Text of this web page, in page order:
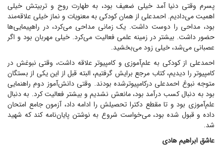
پسرم وقتی دنیا آمد خیلی ضعیف بود، به طهارت روح و تربیتش خیلی
اهمیت می‌دادیم. احمد‌علی از همان کودکی به معنویات و نماز خیلی علاقه‌مند
بود، مداحی را دوست داشت. یک زمانی مداحی می‌کرد، در راهپیمایی‌ها
حضور داشت. بیشتر در زمینه علمی فعالیت می‌کرد. خیلی مهربان بود و اگر
عصبانی می‌شد، خیلی زود می‌بخشید.
احمدعلی از کودکی به علم‌آموزی و کامپیوتر علاقه داشت، وقتی نبوغش در
کامپیوتر را دیدیم، کتاب مرجع برایش گرفتیم، البته قبل از این یکی از بستگان
متوجه نبوغ احمدعلی درکامپیوترشده بودند. وقتی دانش‌آموز دوم راهنمایی
بود به دنبال کسب درآمد بود، مانعش نشدیم و بیشتر فعالیت کرد. به دنبال
علم‌آموزی بود و تا مقطع دکترا تحصیلش را ادامه داد، آزمون جامع امتحان
داده و قبول شده بود، می‌خواست شروع به نوشتن پایان‌نامه کند که شهید
شد.
عاشق ابراهیم هادی